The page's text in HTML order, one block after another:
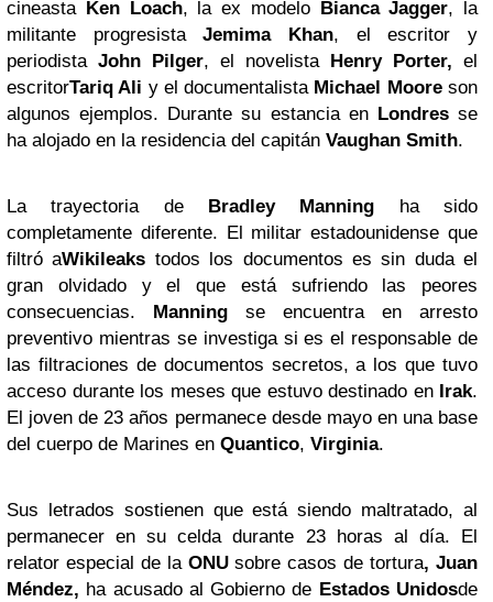
cineasta KenLoach, la ex modelo Bianca Jagger, la
militante progresistaJemima Khan, el escritor y
periodista John Pilger, el novelista Henry Porter, el
escritorTariq Ali y el documentalista Michael Mooreson
algunos ejemplos. Durante su estancia en Londresse
ha alojado en la residencia del capitán Vaughan Smith.
La trayectoria de Bradley Manning ha sido
completamente diferente. El militar estadounidense que
filtró aWikileaks todos los documentos es sin duda el
gran olvidado y el que está sufriendo las peores
consecuencias.
Manning se encuentra en arresto
preventivo mientras se investiga si es el responsable de
las filtraciones de documentos secretos, a los que tuvo
acceso durante los meses que estuvo destinado en Irak.
El joven de 23 años permanece desde mayo en una base
del cuerpo de Marines en Quantico, Virginia.
Sus letrados sostienen que está siendo maltratado, al
permanecer en su celda durante 23 horas al día. El
relator especial de la ONUsobre casos de tortura, Juan
Méndez, ha acusado al Gobierno de Estados Unidosde